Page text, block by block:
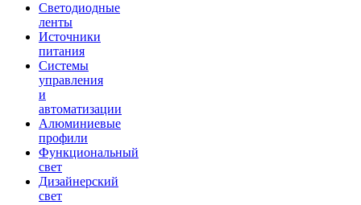
Светодиодные
ленты
Источники
питания
Системы
управления
и
автоматизации
Алюминиевые
профили
Функциональный
свет
Дизайнерский
свет